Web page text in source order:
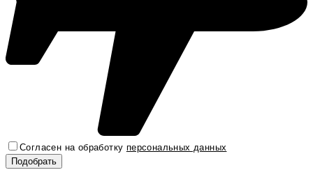
Согласен на обработку персональных данных